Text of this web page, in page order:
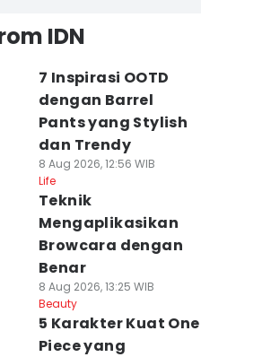
IDN
7 Inspirasi OOTD
dengan Barrel
Pants yang Stylish
dan Trendy
8 Aug 2026, 12:56 WIB
Life
Teknik
Mengaplikasikan
Browcara dengan
Benar
8 Aug 2026, 13:25 WIB
Beauty
5 Karakter Kuat One
Piece yang